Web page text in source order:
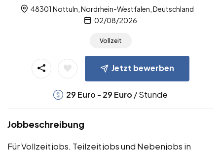
48301 Nottuln, Nordrhein-Westfalen, Deutschland
02/08/2026
Vollzeit
Jetzt bewerben
29 Euro - 29 Euro / Stunde
Jobbeschreibung
Für Vollzeitjobs, Teilzeitjobs und Nebenjobs in